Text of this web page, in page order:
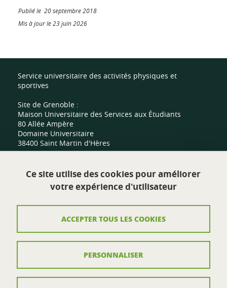
Publié le 20 septembre 2018
Mis à jour le 23 juin 2026
Service universitaire des activités physiques et
sportives
Site de Grenoble :
Maison Universitaire des Services aux Étudiants
80 Allée Ampère
Domaine Universitaire
38400 Saint Martin d'Hères
Site de Valence :
Centre sportif universitaire
Route de Malissard
Contact
Mentions légales
Ce site utilise des cookies pour améliorer
votre expérience d'utilisateur
ACCEPTER TOUS LES COOKIES
PERSONNALISER